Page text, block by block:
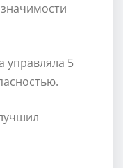
управляла 5